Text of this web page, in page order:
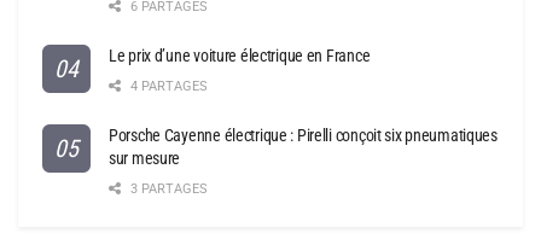
6 PARTAGES
Le prix d’une voiture électrique en France
4 PARTAGES
Porsche Cayenne électrique : Pirelli conçoit six pneumatiques
sur mesure
3 PARTAGES